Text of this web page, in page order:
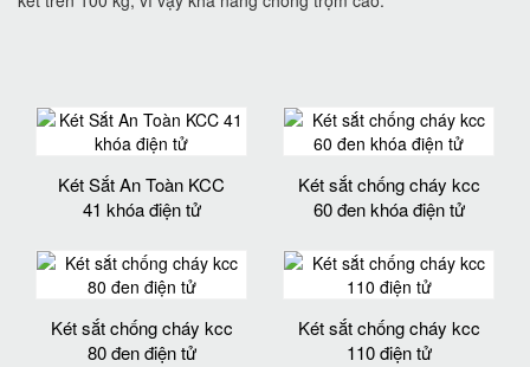
Két Sắt An Toàn KCC
41 khóa điện tử
Két sắt chống cháy kcc
60 đen khóa điện tử
Két sắt chống cháy kcc
80 đen điện tử
Két sắt chống cháy kcc
110 điện tử